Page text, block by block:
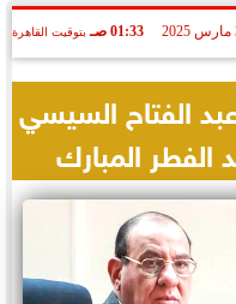
01:33 صـ بتوقيت القاهرة
الفتاح السيسي
المبارك